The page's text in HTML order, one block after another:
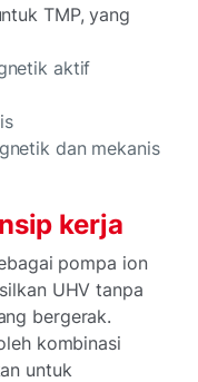
TMP, yang
aktif
dan mekanis
kerja
pompa ion
UHV tanpa
bergerak.
kombinasi
untuk